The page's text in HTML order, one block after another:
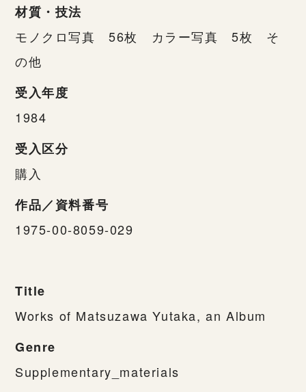
材質・技法
モノクロ写真 56枚 カラー写真 5枚 そ
の他
受入年度
1984
受入区分
購入
作品／資料番号
1975-00-8059-029
Title
Works of Matsuzawa Yutaka, an Album
Genre
Supplementary_materials